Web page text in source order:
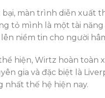
màn trình diễn xuất
tỏ mình là một tài
niềm tin cho người
hiện, Wirtz hoàn toàn
gia và đặc biệt là
nhất thế hệ hiện nay.